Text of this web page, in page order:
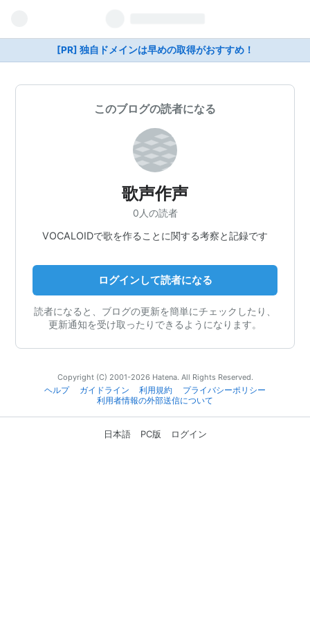
[PR] 独自ドメインは早めの取得がおすすめ！
このブログの読者になる
歌声作声
0人の読者
VOCALOIDで歌を作ることに関する考察と記録です
ログインして読者になる
読者になると、ブログの更新を簡単にチェックしたり、
更新通知を受け取ったりできるようになります。
Copyright (C) 2001-2026 Hatena. All Rights Reserved.
ヘルプ
ガイドライン 利用規約
プライバシーポリシー
利用者情報の外部送信について
日本語 PC版 ログイン